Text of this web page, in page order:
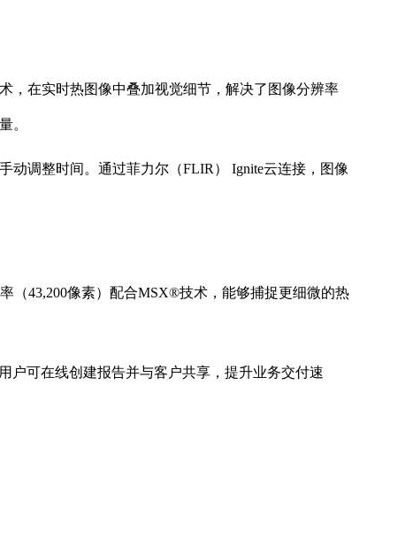
，在实时热图像中叠加视觉细节，解决了图像分辨率
。
动调整时间。通过菲力尔（FLIR） Ignite云连接，图像
（43,200像素）配合MSX®技术，能够捕捉更细微的热
户可在线创建报告并与客户共享，提升业务交付速